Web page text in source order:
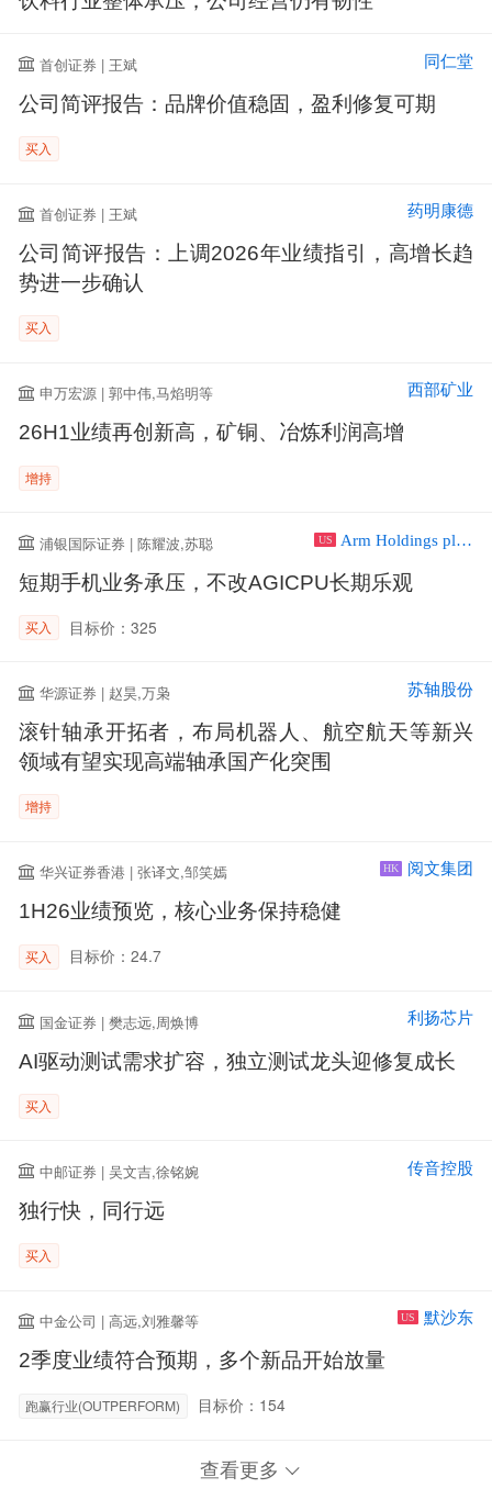
首创证券 | 王斌 同仁堂
公司简评报告：品牌价值稳固，盈利修复可期
买入
首创证券 | 王斌 药明康德
公司简评报告：上调2026年业绩指引，高增长趋
势进一步确认
买入
申万宏源 | 郭中伟,马焰明等 西部矿业
26H1业绩再创新高，矿铜、冶炼利润高增
增持
浦银国际证券 | 陈耀波,苏聪 US Arm Holdings plc ADR
短期手机业务承压，不改AGICPU长期乐观
买入 目标价：325
华源证券 | 赵昊,万枭 苏轴股份
滚针轴承开拓者，布局机器人、航空航天等新兴
领域有望实现高端轴承国产化突围
增持
华兴证券香港 | 张译文,邹笑嫣 HK 阅文集团
1H26业绩预览，核心业务保持稳健
买入 目标价：24.7
国金证券 | 樊志远,周焕博 利扬芯片
AI驱动测试需求扩容，独立测试龙头迎修复成长
买入
中邮证券 | 吴文吉,徐铭婉 传音控股
独行快，同行远
买入
中金公司 | 高远,刘雅馨等 US 默沙东
2季度业绩符合预期，多个新品开始放量
跑赢行业(OUTPERFORM) 目标价：154
查看更多